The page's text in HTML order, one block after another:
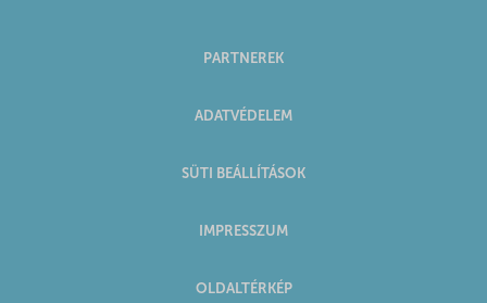
PARTNEREK
ADATVÉDELEM
SÜTI BEÁLLÍTÁSOK
IMPRESSZUM
OLDALTÉRKÉP